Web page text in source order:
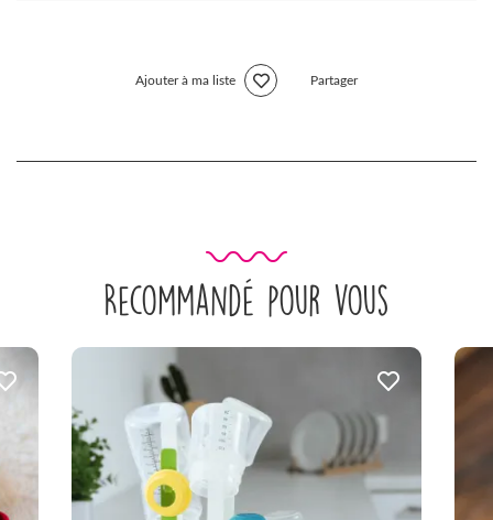
Ajouter à ma liste Partager
Recommandé pour vous